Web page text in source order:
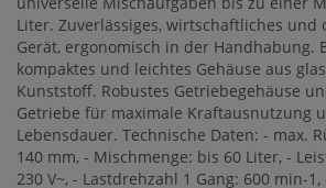
Liter. Zuverlässiges, wirtschaftliches und
Gerät, ergonomisch in der Handhabung.
kompaktes und leichtes Gehäuse aus
Kunststoff. Robustes Getriebegehäuse
Getriebe für maximale Kraftausnutzung
Lebensdauer. Technische Daten: - max.
140 mm, - Mischmenge: bis 60 Liter, -
230 V~, - Lastdrehzahl 1 Gang: 600 min-1,